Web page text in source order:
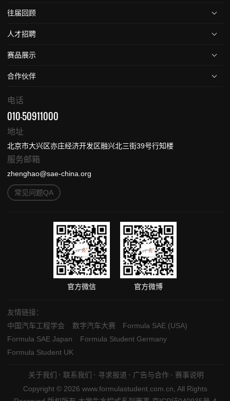
往届回顾
人才招聘
赛品展示
合作伙伴
电话
010-50911000
地址
北京市大兴区亦庄经济开发区融兴北三街39号行知楼
服务邮箱
zhenghao@sae-china.org
常见问题QA
官方微信 官方微博
友情链接：
中国汽车工程学会
数字汽车大赛
Formula SAE (USA)
Formula SAE Japan
Formula Student Germany
Formula Student UK
关于我们 联系我们 寻求报道 广告与合作
赛事说明
Copyright © 2026 www.formulastudent.com.cn, All Rights